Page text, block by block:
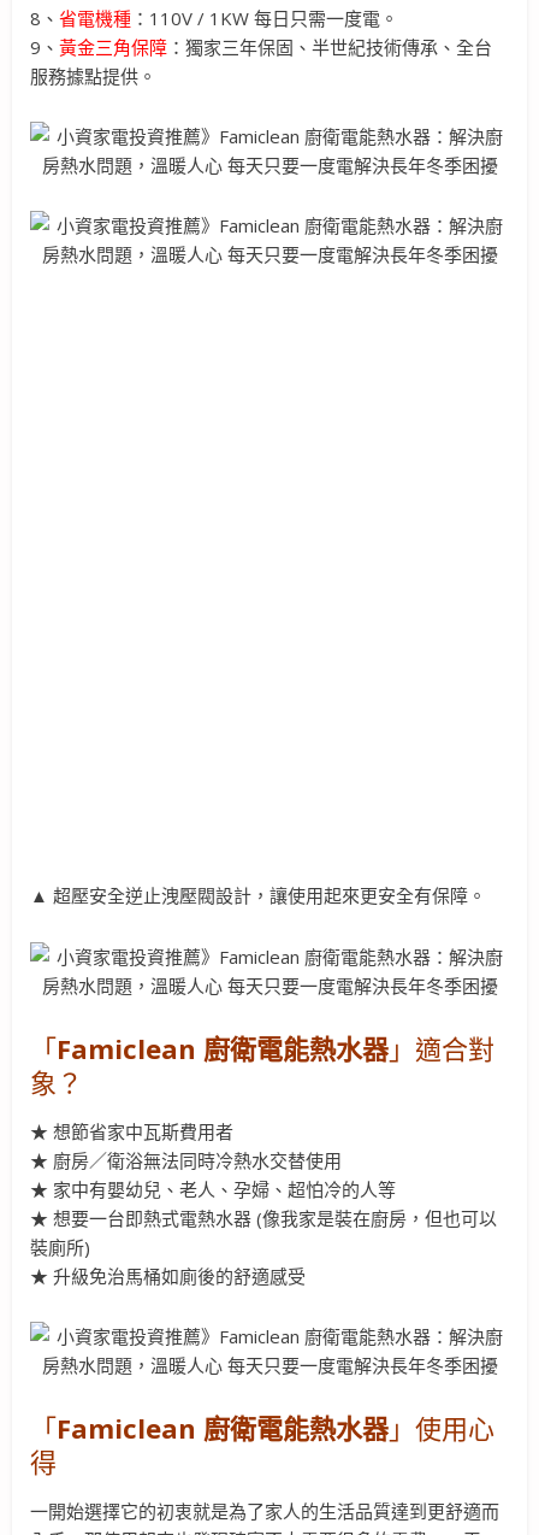
8、 省電機種 ：110V / 1KW 每日只需一度電。
9、 黃金三角保障 ：獨家三年保固、半世紀技術傳承、全台
服務據點提供。
▲ 超壓安全逆止洩壓閥設計，讓使用起來更安全有保障。
「Famiclean 廚衛電能熱水器 」適合對
象？
★ 想節省家中瓦斯費用者
★ 廚房／衛浴無法同時冷熱水交替使用
★ 家中有嬰幼兒、老人、孕婦、超怕冷的人等
★ 想要一台即熱式電熱水器 (像我家是裝在廚房，但也可以
裝廁所)
★ 升級免治馬桶如廁後的舒適感受
「Famiclean 廚衛電能熱水器 」使用心
得
一開始選擇它的初衷就是為了家人的生活品質達到更舒適而